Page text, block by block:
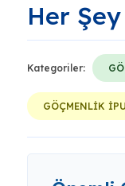
Her Şey
Kategoriler:
GÖÇMENLİK